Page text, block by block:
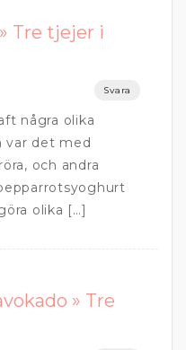
Tre tjejer i
Svara
några olika
var det med
och andra
olika […]
» Tre